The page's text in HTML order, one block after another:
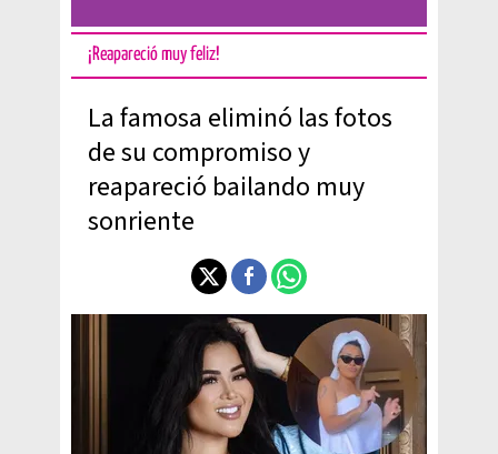
¡Reapareció muy feliz!
La famosa eliminó las fotos
de su compromiso y
reapareció bailando muy
sonriente